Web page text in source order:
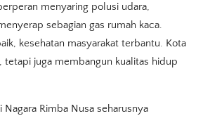
menyaring polusi udara,
sebagian gas rumah kaca.
kesehatan masyarakat terbantu. Kota
tetapi juga membangun kualitas hidup
Rimba Nusa seharusnya